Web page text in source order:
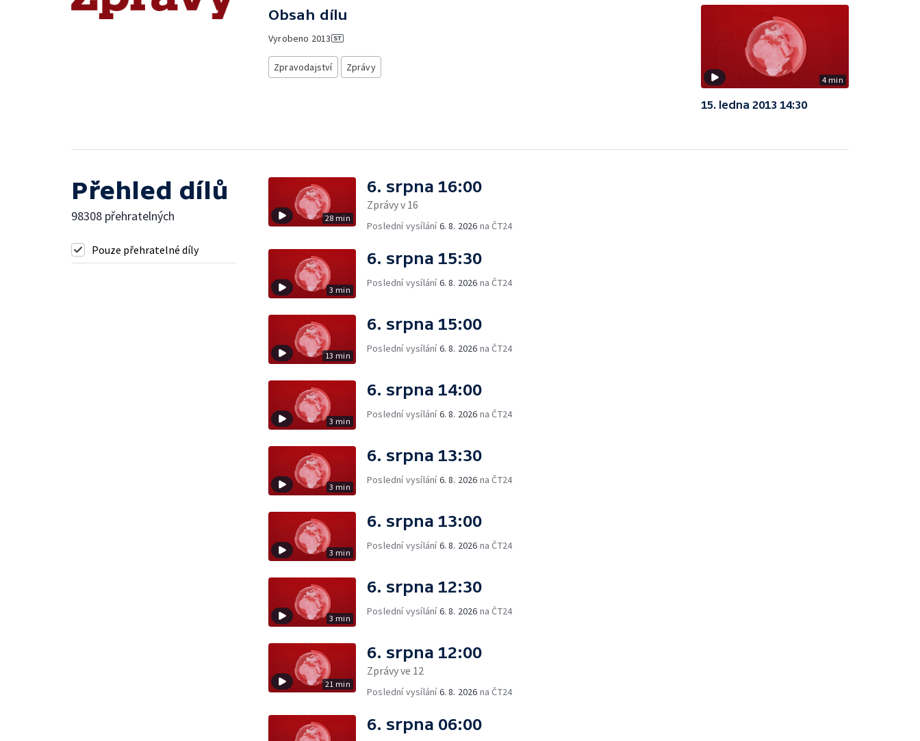
Obsah dílu
Vyrobeno 2013
Zpravodajství Zprávy
4 min
15. ledna 2013 14:30
Přehled dílů
98308 přehratelných
Pouze přehratelné díly
28 min
6. srpna 16:00
Zprávy v 16
Poslední vysílání6. 8. 2026 na ČT24
3 min
6. srpna 15:30
Poslední vysílání6. 8. 2026 na ČT24
13 min
6. srpna 15:00
Poslední vysílání6. 8. 2026 na ČT24
3 min
6. srpna 14:00
Poslední vysílání6. 8. 2026 na ČT24
3 min
6. srpna 13:30
Poslední vysílání6. 8. 2026 na ČT24
3 min
6. srpna 13:00
Poslední vysílání6. 8. 2026 na ČT24
3 min
6. srpna 12:30
Poslední vysílání6. 8. 2026 na ČT24
21 min
6. srpna 12:00
Zprávy ve 12
Poslední vysílání6. 8. 2026 na ČT24
6. srpna 06:00